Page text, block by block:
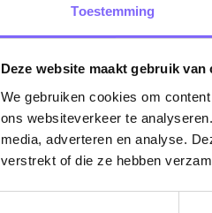
Toestemming
Deze website maakt gebruik van
We gebruiken cookies om
ons websiteverkeer te
media, adverteren en analyse.
verstrekt of die ze hebben
Terug